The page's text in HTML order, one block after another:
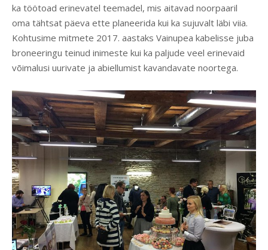
ka töötoad erinevatel teemadel, mis aitavad noorpaaril
oma tähtsat päeva ette planeerida kui ka sujuvalt läbi viia.
Kohtusime mitmete 2017. aastaks Vainupea kabelisse juba
broneeringu teinud inimeste kui ka paljude veel erinevaid
võimalusi uurivate ja abiellumist kavandavate noortega.